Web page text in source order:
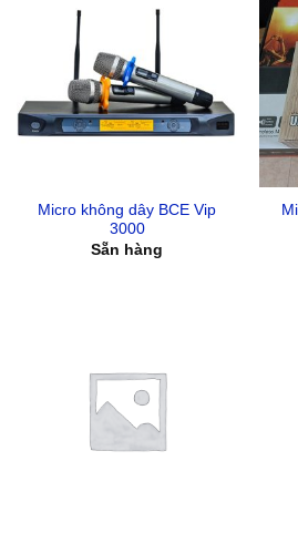
Micro không dây BCE Vip
3000
Sẵn hàng